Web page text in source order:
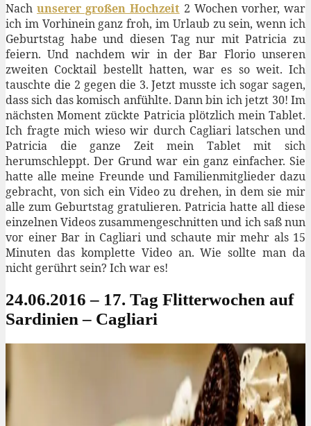
Nachunserer großen Hochzeit 2 Wochen vorher, war
ich im Vorhinein ganz froh, im Urlaub zu sein, wenn ich
Geburtstag habe und diesen Tag nur mit Patricia zu
feiern. Und nachdem wir in der Bar Florio unseren
zweiten Cocktail bestellt hatten, war es so weit. Ich
tauschte die 2 gegen die 3. Jetzt musste ich sogar sagen,
dass sich das komisch anfühlte. Dann bin ich jetzt 30! Im
nächsten Moment zückte Patricia plötzlich mein Tablet.
Ich fragte mich wieso wir durch Cagliari latschen und
Patricia die ganze Zeit mein Tablet mit sich
herumschleppt. Der Grund war ein ganz einfacher. Sie
hatte alle meine Freunde und Familienmitglieder dazu
gebracht, von sich ein Video zu drehen, in dem sie mir
alle zum Geburtstag gratulieren. Patricia hatte all diese
einzelnen Videos zusammengeschnitten und ich saß nun
vor einer Bar in Cagliari und schaute mir mehr als 15
Minuten das komplette Video an. Wie sollte man da
nicht gerührt sein? Ich war es!
24.06.2016 – 17. Tag Flitterwochen auf
Sardinien – Cagliari